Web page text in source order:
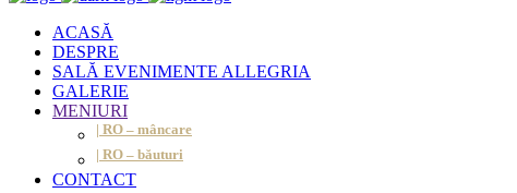
ACASĂ
DESPRE
SALĂ EVENIMENTE ALLEGRIA
GALERIE
MENIURI
| RO – mâncare
| RO – băuturi
CONTACT